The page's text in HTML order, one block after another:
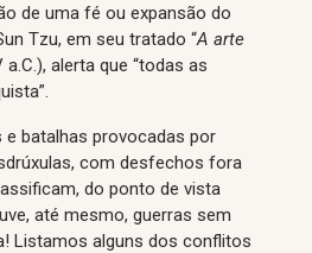
de uma fé ou expansão do
Tzu, em seu tratado “A arte
a.C.), alerta que “todas as
e batalhas provocadas por
com desfechos fora
do ponto de vista
até mesmo, guerras sem
Listamos alguns dos conflitos